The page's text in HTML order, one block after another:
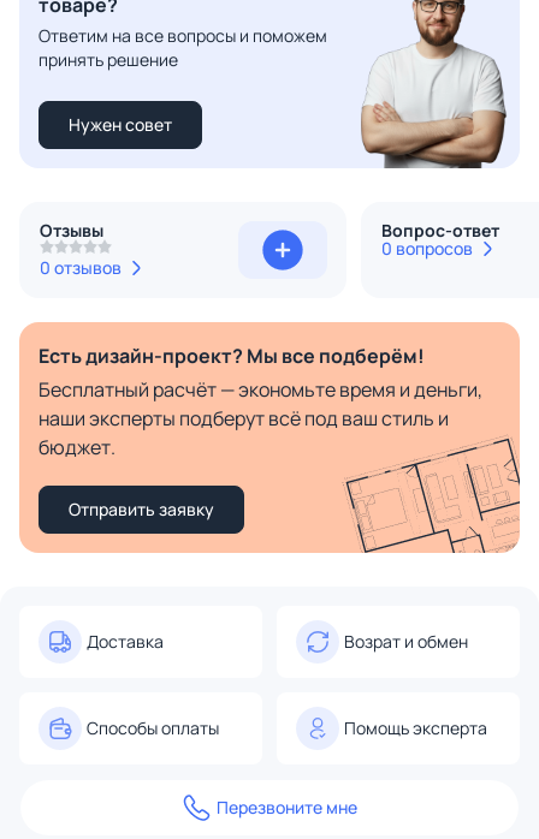
Ответим на все вопросы и поможем
принять решение
Нужен совет
Отзывы
0 отзывов
Вопрос-ответ
0 вопросов
Есть дизайн-проект? Мы все подберём!
Бесплатный расчёт — экономьте время и деньги,
наши эксперты подберут всё под ваш стиль и
бюджет.
Отправить заявку
Доставка Возрат и обмен
Способы оплаты Помощь эксперта
Перезвоните мне